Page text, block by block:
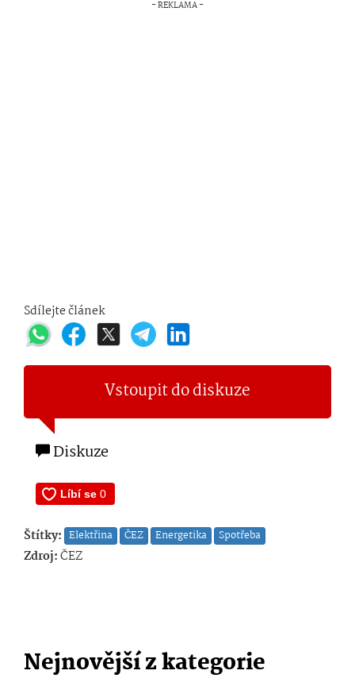
Sdílejte článek
Vstoupit do diskuze
Diskuze
Štítky: Elektřina ČEZ Energetika Spotřeba
Zdroj:ČEZ
Nejnovější z kategorie